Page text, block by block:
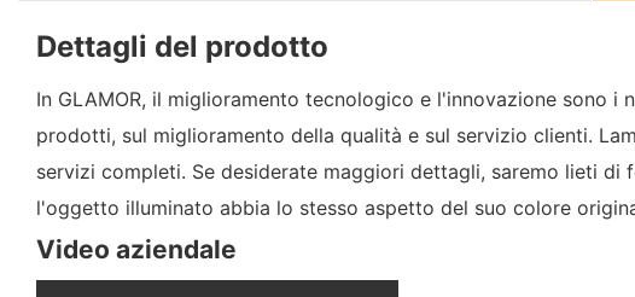
Dettagli del prodotto
In GLAMOR, il miglioramento tecnologico e l'innovazione sono
prodotti, sul miglioramento della qualità e sul servizio clienti.
servizi completi. Se desiderate maggiori dettagli, saremo lieti
l'oggetto illuminato abbia lo stesso aspetto del suo colore
Video aziendale